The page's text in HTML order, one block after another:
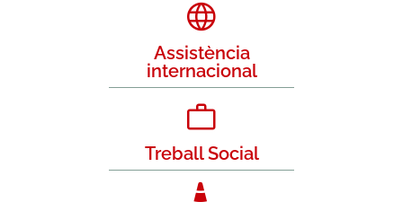
Assistència
internacional
Treball Social